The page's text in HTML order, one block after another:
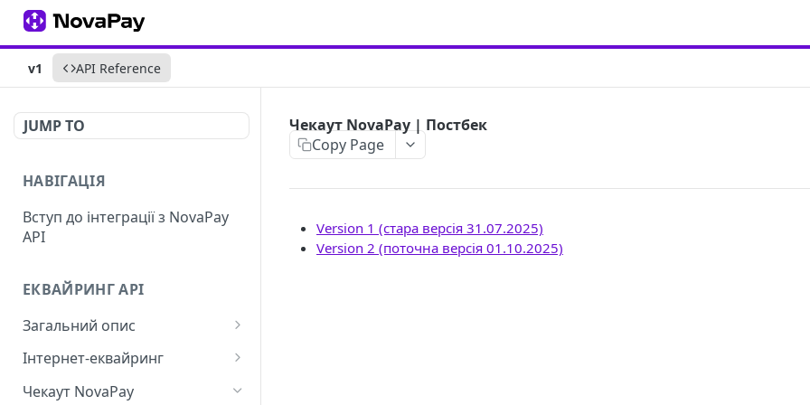
v1 API Reference
JUMP TO
НАВІГАЦІЯ
Вступ до інтеграції з NovaPay
API
ЕКВАЙРИНГ API
Загальний опис
Автентифікація
Способи оплати
Інтернет-еквайринг
Інтернет-еквайринг |
Чекаут NovaPay
Чекаут NovaPay | Постбек
Copy Page
Version 1 (стара версія 31.07.2025)
Version 2 (поточна версія 01.10.2025)